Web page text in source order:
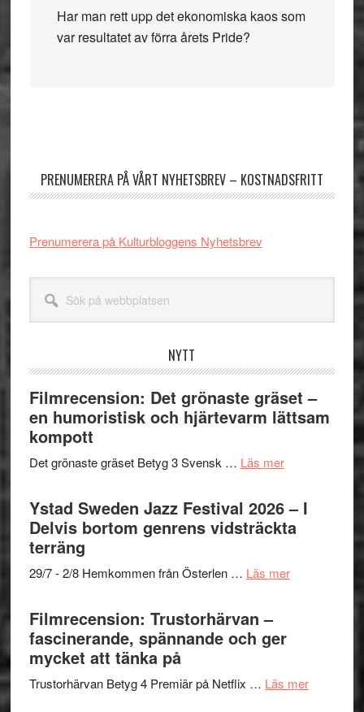
Har man rett upp det ekonomiska kaos som
var resultatet av förra årets Pride?
PRENUMERERA PÅ VÅRT NYHETSBREV – KOSTNADSFRITT
Prenumerera på Kulturbloggens Nyhetsbrev
webbplatsen
NYTT
Filmrecension: Det grönaste gräset –
en humoristisk och hjärtevarm lättsam
kompott
Det grönaste gräset Betyg 3 Svensk … Läs merom
Det
grönaste
gräset
en
hjärtevarm
Ystad Sweden Jazz Festival 2026 – I
Delvis bortom genrens vidsträckta
terräng
29/7 - 2/8 Hemkommen från Österlen … Läs merom
–
Filmrecension: Trustorhärvan –
fascinerande, spännande och ger
mycket att tänka på
Trustorhärvan Betyg 4 Premiär på Netflix … Läs merom